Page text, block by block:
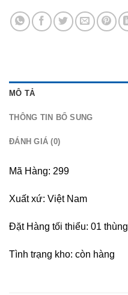
MÔ TẢ
THÔNG TIN BỔ SUNG
ĐÁNH GIÁ (0)
Mã Hàng: 299
Xuất xứ: Việt Nam
Đặt Hàng tối thiểu: 01 thùng
Tình trạng kho: còn hàng